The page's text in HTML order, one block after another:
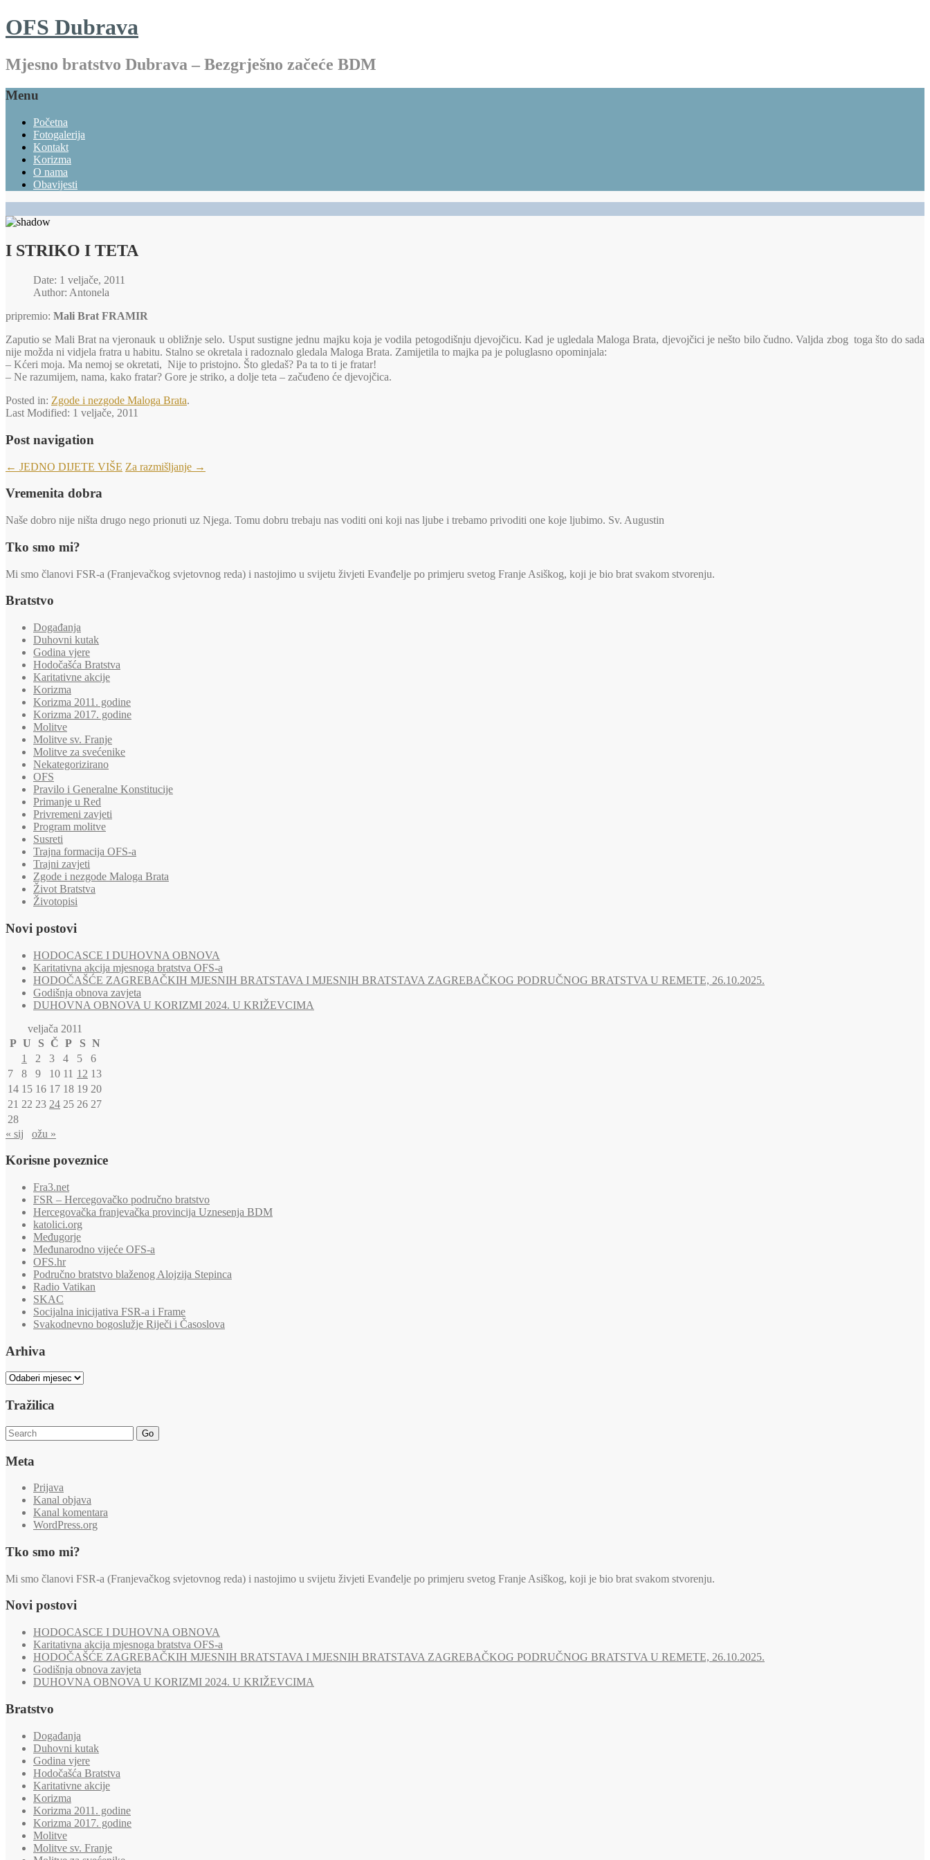
OFS Dubrava
Mjesno bratstvo Dubrava – Bezgrješno začeće BDM
Menu
Početna
Fotogalerija
Kontakt
Korizma
O nama
Obavijesti
I STRIKO I TETA
Date: 1 veljače, 2011
Author: Antonela
pripremio: Mali Brat FRAMIR
Zaputio se Mali Brat na vjeronauk u obližnje selo. Usput sustigne jednu majku koja je vodila petogodišnju djevojčicu. Kad je ugledala Maloga Brata, djevojčici je nešto bilo čudno. Valjda zbog toga što do sada
nije možda ni vidjela fratra u habitu. Stalno se okretala i radoznalo gledala Maloga Brata. Zamijetila to majka pa je poluglasno opominjala:
– Kćeri moja. Ma nemoj se okretati, Nije to pristojno. Što gledaš? Pa ta to ti je fratar!
– Ne razumijem, nama, kako fratar? Gore je striko, a dolje teta – začuđeno će djevojčica.
Posted in: Zgode i nezgode Maloga Brata.
Last Modified: 1 veljače, 2011
Post navigation
← JEDNO DIJETE VIŠE Za razmišljanje →
Vremenita dobra
Naše dobro nije ništa drugo nego prionuti uz Njega. Tomu dobru trebaju nas voditi oni koji nas ljube i trebamo privoditi one koje ljubimo. Sv. Augustin
Tko smo mi?
Mi smo članovi FSR-a (Franjevačkog svjetovnog reda) i nastojimo u svijetu živjeti Evanđelje po primjeru svetog Franje Asiškog, koji je bio brat svakom stvorenju.
Bratstvo
Događanja
Duhovni kutak
Godina vjere
Hodočašća Bratstva
Karitativne akcije
Korizma
Korizma 2011. godine
Korizma 2017. godine
Molitve
Molitve sv. Franje
Molitve za svećenike
Nekategorizirano
OFS
Pravilo i Generalne Konstitucije
Primanje u Red
Privremeni zavjeti
Program molitve
Susreti
Trajna formacija OFS-a
Trajni zavjeti
Zgode i nezgode Maloga Brata
Život Bratstva
Životopisi
Novi postovi
HODOCASCE I DUHOVNA OBNOVA
Karitativna akcija mjesnoga bratstva OFS-a
HODOČAŠĆE ZAGREBAČKIH MJESNIH BRATSTAVA I MJESNIH BRATSTAVA ZAGREBAČKOG PODRUČNOG BRATSTVA U REMETE, 26.10.2025.
Godišnja obnova zavjeta
DUHOVNA OBNOVA U KORIZMI 2024. U KRIŽEVCIMA
veljača 2011
P U S Č P S N
1
2 3 4 5
6
7
8 9 10 11 12 13
14 15 16 17 18 19 20
21 22 23 24 25 26 27
28
« sij
ožu »
Korisne poveznice
Fra3.net
FSR – Hercegovačko područno bratstvo
Hercegovačka franjevačka provincija Uznesenja BDM
katolici.org
Međugorje
Međunarodno vijeće OFS-a
OFS.hr
Područno bratstvo blaženog Alojzija Stepinca
Radio Vatikan
SKAC
Socijalna inicijativa FSR-a i Frame
Svakodnevno bogoslužje Riječi i Časoslova
Arhiva
Arhiva
Tražilica
Go
Meta
Prijava
Kanal objava
Kanal komentara
WordPress.org
Tko smo mi?
Mi smo članovi FSR-a (Franjevačkog svjetovnog reda) i nastojimo u svijetu živjeti Evanđelje po primjeru svetog Franje Asiškog, koji je bio brat svakom stvorenju.
Novi postovi
HODOCASCE I DUHOVNA OBNOVA
Karitativna akcija mjesnoga bratstva OFS-a
HODOČAŠĆE ZAGREBAČKIH MJESNIH BRATSTAVA I MJESNIH BRATSTAVA ZAGREBAČKOG PODRUČNOG BRATSTVA U REMETE, 26.10.2025.
Godišnja obnova zavjeta
DUHOVNA OBNOVA U KORIZMI 2024. U KRIŽEVCIMA
Bratstvo
Događanja
Duhovni kutak
Godina vjere
Hodočašća Bratstva
Karitativne akcije
Korizma
Korizma 2011. godine
Korizma 2017. godine
Molitve
Molitve sv. Franje